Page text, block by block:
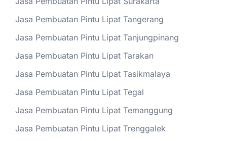
Jasa Pembuatan Pintu Lipat Tangerang
Jasa Pembuatan Pintu Lipat Tanjungpinang
Jasa Pembuatan Pintu Lipat Tarakan
Jasa Pembuatan Pintu Lipat Tasikmalaya
Jasa Pembuatan Pintu Lipat Tegal
Jasa Pembuatan Pintu Lipat Temanggung
Jasa Pembuatan Pintu Lipat Trenggalek